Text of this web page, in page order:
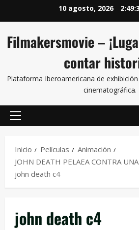
10 agosto, 2026
Filmakersmovie –
contar
Plataforma Iberoamericana de
cinematográfica.
Inicio Películas
Animación
JOHN DEATH PELAEA CONTRA
john death c4
john death c4